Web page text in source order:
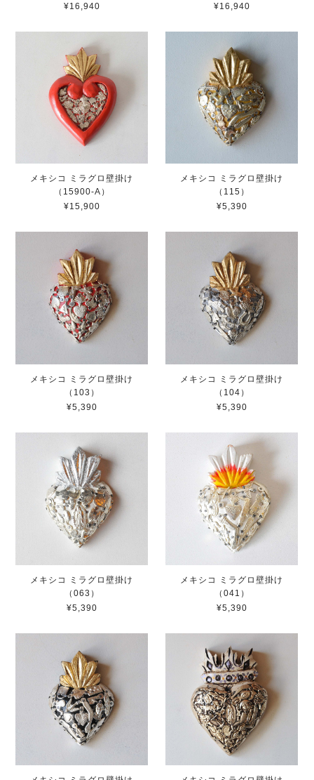
¥16,940
¥16,940
メキシコ ミラグロ壁掛け
（15900-A）
¥15,900
メキシコ ミラグロ壁掛け
（115）
¥5,390
メキシコ ミラグロ壁掛け
（103）
¥5,390
メキシコ ミラグロ壁掛け
（104）
¥5,390
メキシコ ミラグロ壁掛け
（063）
¥5,390
メキシコ ミラグロ壁掛け
（041）
¥5,390